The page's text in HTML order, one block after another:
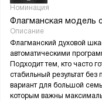
Номинация
Флагманская модель
Описание
Флагманский духовой
автоматическими
Подходит тем, кто часто
стабильный результат
вариант для большой
которым важны